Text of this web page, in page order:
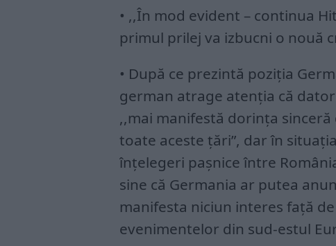
• ,,În mod evident – continua
primul prilej va izbucni o nouă
• După ce prezintă poziţia
german atrage atenţia că
,,mai manifestă dorinţa
toate aceste ţări”, dar în
înţelegeri paşnice între
sine că Germania ar putea
manifesta niciun interes faţă
evenimentelor din sud-estul